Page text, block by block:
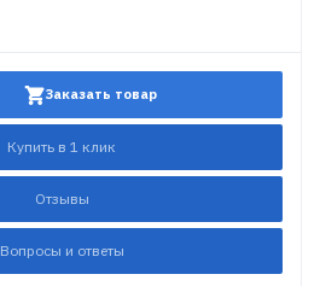
Заказать товар
Купить в 1 клик
Отзывы
Вопросы и ответы